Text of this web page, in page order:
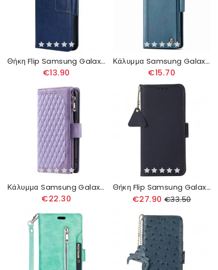
Θήκη Flip Samsung Galaxy S23 Ultra 5G Σοδειά
€13.90
Κάλυμμα Samsung Galaxy S23 Ultra 5G Lc.imeeke Διπλό Κούμπωμα
€15.70
Κάλυμμα Samsung Galaxy S23 Ultra 5G Καπιτονέ Με Λουράκι
€22.30
Θήκη Flip Samsung Galaxy S23 Ultra 5G Γνήσιο Δέρμα Rfid
€27.90 €33.50